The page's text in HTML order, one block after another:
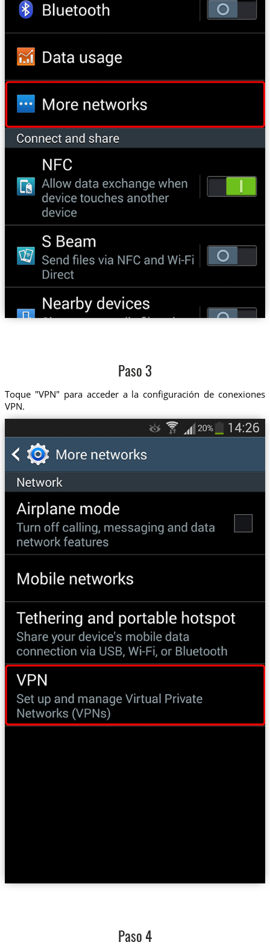
Paso 3
Toque "VPN" para acceder a la configuración de conexiones
VPN.
Paso 4